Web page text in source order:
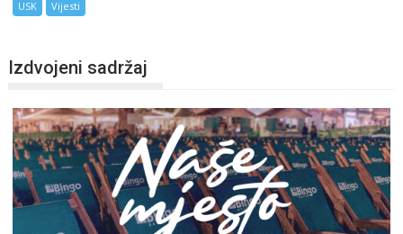
USK Vijesti
Izdvojeni sadržaj